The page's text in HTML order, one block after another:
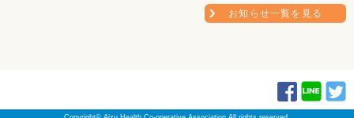
お知らせ一覧を見る